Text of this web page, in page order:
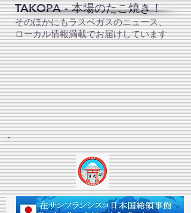
TAKOPA - 本場のたこ焼き！
そのほかにもラスベガスのニュース、
ローカル情報満載でお届けしています